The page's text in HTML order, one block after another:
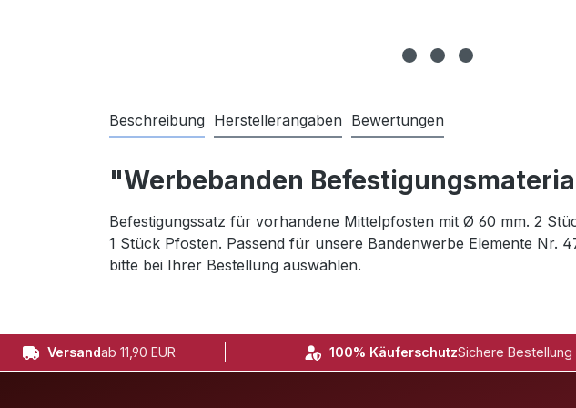
Beschreibung Herstellerangaben Bewertungen
"Werbebanden
Befestigungssatz für vorhandene Mittelpfosten mit Ø 60 mm. 2
1 Stück Pfosten. Passend für unsere Bandenwerbe Elemente Nr.
bitte bei Ihrer Bestellung auswählen.
Versandab 11,90 EUR 100% KäuferschutzSichere Bestellung